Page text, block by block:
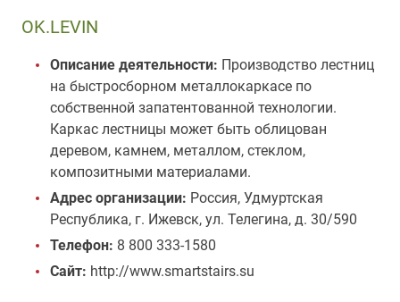
OK.LEVIN
Описание деятельности: Производство лестниц
на быстросборном металлокаркасе по
собственной запатентованной технологии.
Каркас лестницы может быть облицован
деревом, камнем, металлом, стеклом,
композитными материалами.
Адрес организации: Россия, Удмуртская
Республика, г. Ижевск, ул. Телегина, д. 30/590
Телефон: 8 800 333-1580
Сайт: http://www.smartstairs.su